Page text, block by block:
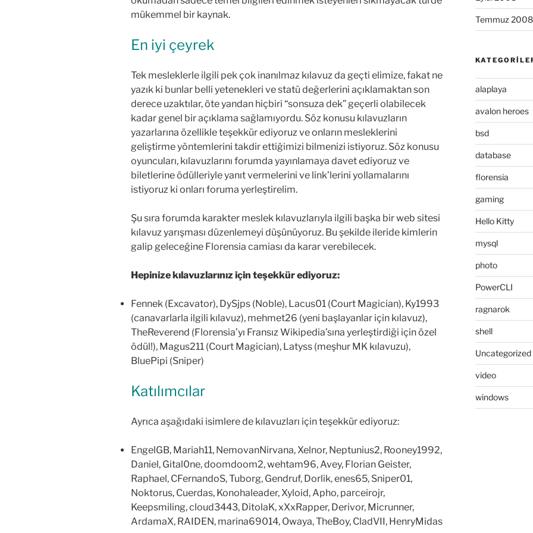
mükemmel bir kaynak.
En iyi çeyrek
Tek mesleklerle ilgili pek çok inanılmaz kılavuz da geçti elimize, fakat ne
yazık ki bunlar belli yetenekleri ve statü değerlerini açıklamaktan son
derece uzaktılar, öte yandan hiçbiri “sonsuza dek” geçerli olabilecek
kadar genel bir açıklama sağlamıyordu. Söz konusu kılavuzların
yazarlarına özellikle teşekkür ediyoruz ve onların mesleklerini
geliştirme yöntemlerini takdir ettiğimizi bilmenizi istiyoruz. Söz konusu
oyuncuları, kılavuzlarını forumda yayınlamaya davet ediyoruz ve
biletlerine ödülleriyle yanıt vermelerini ve link’lerini yollamalarını
istiyoruz ki onları foruma yerleştirelim.
Şu sıra forumda karakter meslek kılavuzlarıyla ilgili başka bir web sitesi
kılavuz yarışması düzenlemeyi düşünüyoruz. Bu şekilde ileride kimlerin
galip geleceğine Florensia camiası da karar verebilecek.
Hepinize kılavuzlarınız için teşekkür ediyoruz:
Fennek (Excavator), DySjps (Noble), Lacus01 (Court Magician), Ky1993
(canavarlarla ilgili kılavuz), mehmet26 (yeni başlayanlar için kılavuz),
TheReverend (Florensia’yı Fransız Wikipedia’sına yerleştirdiği için özel
ödül!), Magus211 (Court Magician), Latyss (meşhur MK kılavuzu),
BluePipi (Sniper)
Katılımcılar
Ayrıca aşağıdaki isimlere de kılavuzları için teşekkür ediyoruz:
EngelGB, Mariah11, NemovanNirvana, Xelnor, Neptunius2, Rooney1992,
Daniel, Gital0ne, doomdoom2, wehtam96, Avey, Florian Geister,
Raphael, CFernandoS, Tuborg, Gendruf, Dorlik, enes65, Sniper01,
Noktorus, Cuerdas, Konohaleader, Xyloid, Apho, parceirojr,
Keepsmiling, cloud3443, DitolaK, xXxRapper, Derivor, Micrunner,
ArdamaX, RAIDEN, marina69014, Owaya, TheBoy, CladVII, HenryMidas
Temmuz 2008
alaplaya
avalon heroes
bsd
database
florensia
gaming
Hello Kitty
mysql
photo
PowerCLI
ragnarok
shell
Uncategorized
video
windows